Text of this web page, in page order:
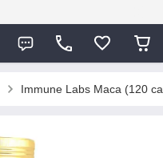
Immune Labs Maca (120